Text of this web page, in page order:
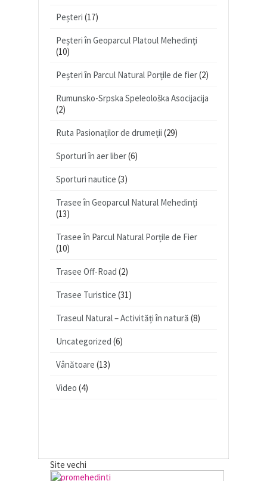
Peșteri (17)
Peșteri în Geoparcul Platoul Mehedinţi
(10)
Peșteri în Parcul Natural Porțile de fier(2)
Rumunsko-Srpska Speleološka Asocijacija
(2)
Ruta Pasionaților de drumeții (29)
Sporturi în aer liber(6)
Sporturi nautice (3)
Trasee în Geoparcul Natural Mehedinți
(13)
Trasee în Parcul Natural Porțile de Fier
(10)
Trasee Off-Road (2)
Trasee Turistice (31)
Traseul Natural – Activități în natură (8)
Uncategorized (6)
Vânătoare (13)
Video (4)
Site vechi